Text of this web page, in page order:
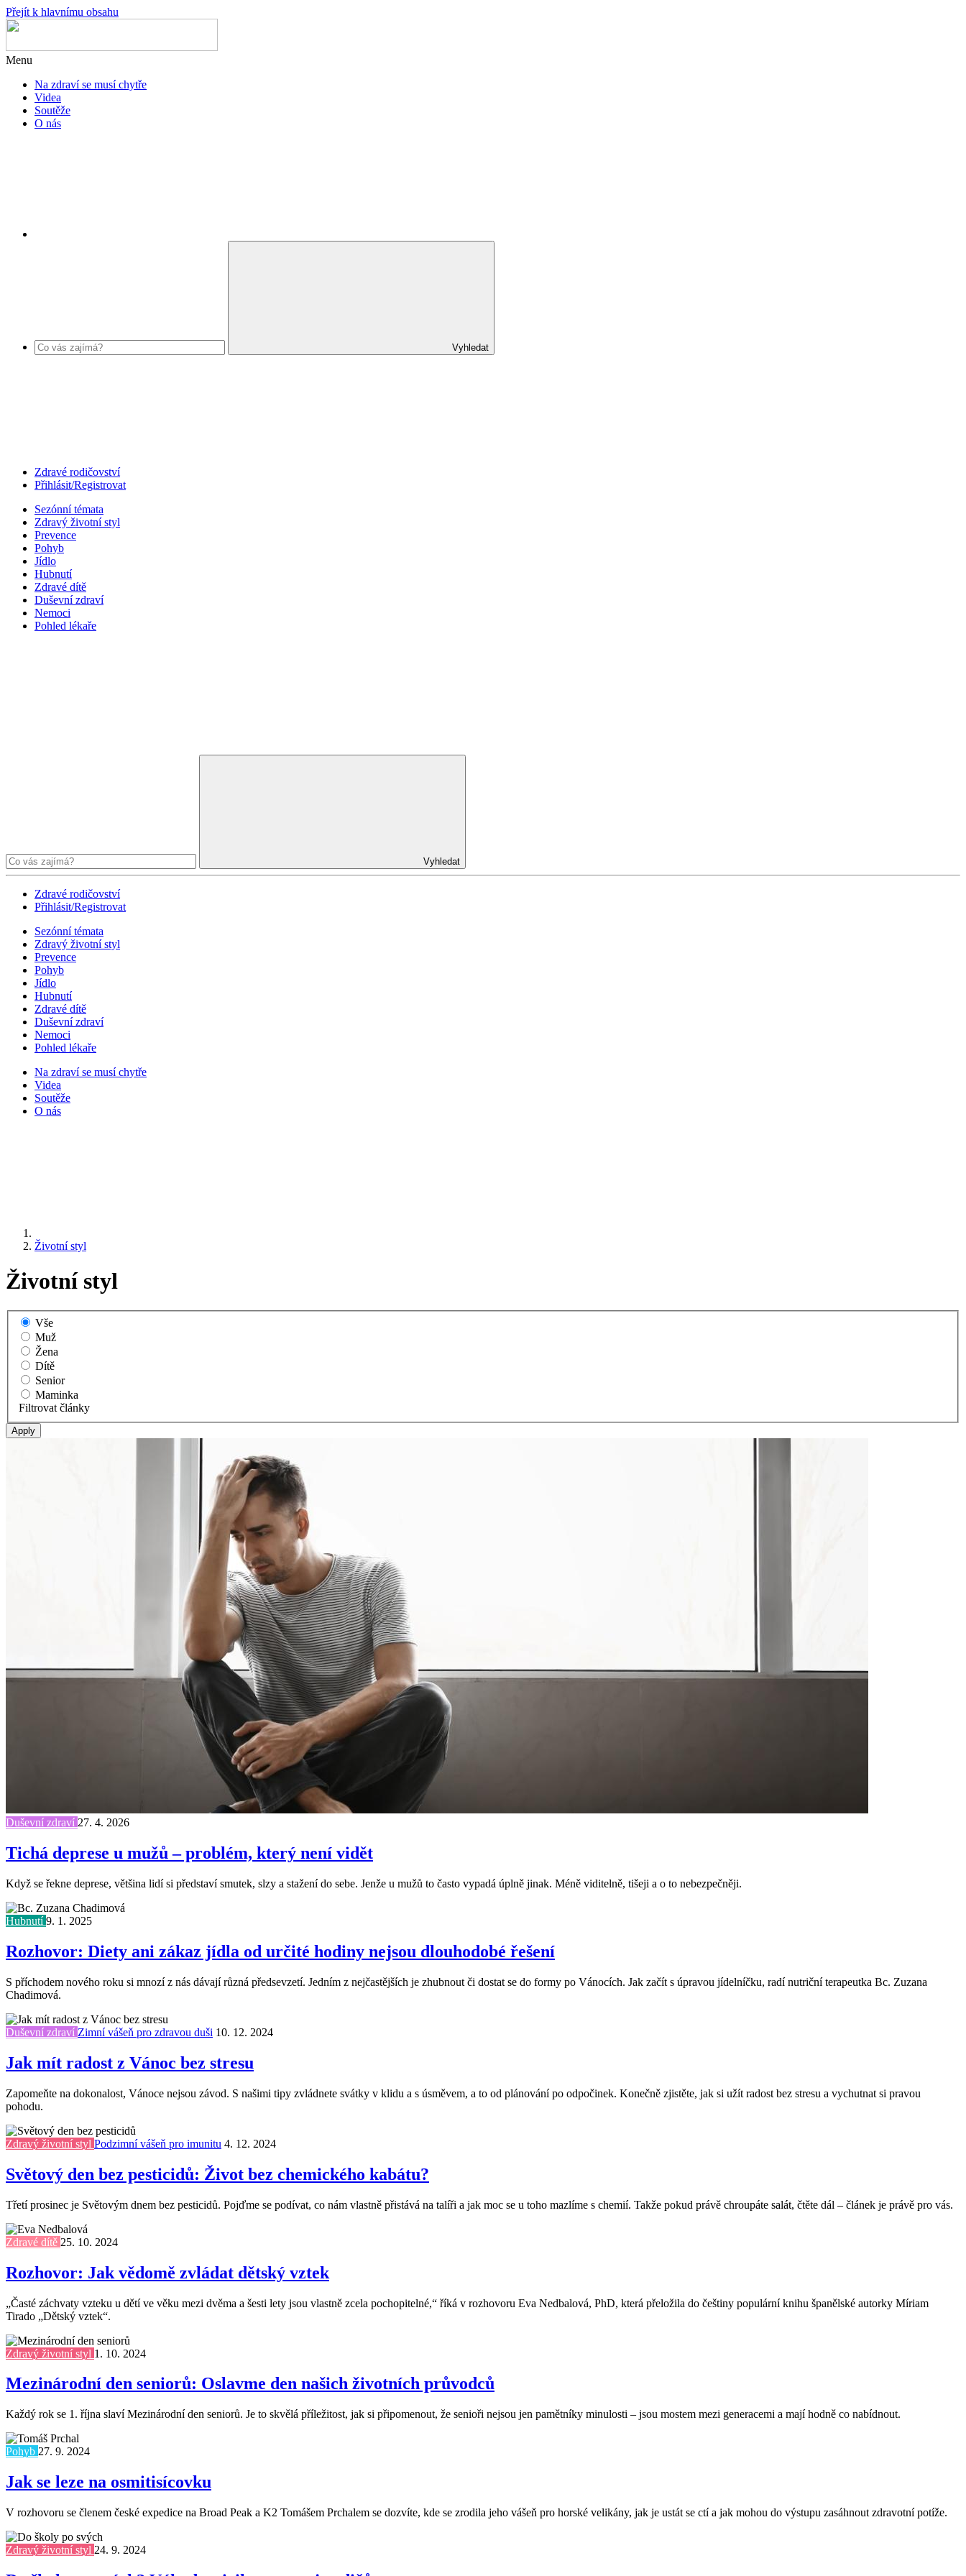
Přejít k hlavnímu obsahu
Menu
Na zdraví se musí chytře
Videa
Soutěže
O nás
Vyhledat
Zdravé rodičovství
Přihlásit/Registrovat
Sezónní témata
Zdravý životní styl
Prevence
Pohyb
Jídlo
Hubnutí
Zdravé dítě
Duševní zdraví
Nemoci
Pohled lékaře
Vyhledat
Zdravé rodičovství
Přihlásit/Registrovat
Sezónní témata
Zdravý životní styl
Prevence
Pohyb
Jídlo
Hubnutí
Zdravé dítě
Duševní zdraví
Nemoci
Pohled lékaře
Na zdraví se musí chytře
Videa
Soutěže
O nás
Životní styl
Životní styl
Vše
Muž
Žena
Dítě
Senior
Maminka
Filtrovat články
Duševní zdraví 27. 4. 2026
Tichá deprese u mužů – problém, který není vidět
Když se řekne deprese, většina lidí si představí smutek, slzy a stažení do sebe. Jenže u mužů to často vypadá úplně jinak. Méně viditelně, tišeji a o to nebezpečněji.
Hubnutí9. 1. 2025
Rozhovor: Diety ani zákaz jídla od určité hodiny nejsou dlouhodobé řešení
S příchodem nového roku si mnozí z nás dávají různá předsevzetí. Jedním z nejčastějších je zhubnout či dostat se do formy po Vánocích. Jak začít s úpravou jídelníčku, radí nutriční terapeutka Bc. Zuzana
Chadimová.
Duševní zdraví Zimní vášeň pro zdravou duši 10. 12. 2024
Jak mít radost z Vánoc bez stresu
Zapomeňte na dokonalost, Vánoce nejsou závod. S našimi tipy zvládnete svátky v klidu a s úsměvem, a to od plánování po odpočinek. Konečně zjistěte, jak si užít radost bez stresu a vychutnat si pravou
pohodu.
Zdravý životní styl Podzimní vášeň pro imunitu 4. 12. 2024
Světový den bez pesticidů: Život bez chemického kabátu?
Třetí prosinec je Světovým dnem bez pesticidů. Pojďme se podívat, co nám vlastně přistává na talíři a jak moc se u toho mazlíme s chemií. Takže pokud právě chroupáte salát, čtěte dál – článek je právě pro vás.
Zdravé dítě 25. 10. 2024
Rozhovor: Jak vědomě zvládat dětský vztek
„Časté záchvaty vzteku u dětí ve věku mezi dvěma a šesti lety jsou vlastně zcela pochopitelné,“ říká v rozhovoru Eva Nedbalová, PhD, která přeložila do češtiny populární knihu španělské autorky Míriam
Tirado „Dětský vztek“.
Zdravý životní styl 1. 10. 2024
Mezinárodní den seniorů: Oslavme den našich životních průvodců
Každý rok se 1. října slaví Mezinárodní den seniorů. Je to skvělá příležitost, jak si připomenout, že senioři nejsou jen pamětníky minulosti – jsou mostem mezi generacemi a mají hodně co nabídnout.
Pohyb 27. 9. 2024
Jak se leze na osmitisícovku
V rozhovoru se členem české expedice na Broad Peak a K2 Tomášem Prchalem se dozvíte, kde se zrodila jeho vášeň pro horské velikány, jak je ustát se ctí a jak mohou do výstupu zasáhnout zdravotní potíže.
Zdravý životní styl 24. 9. 2024